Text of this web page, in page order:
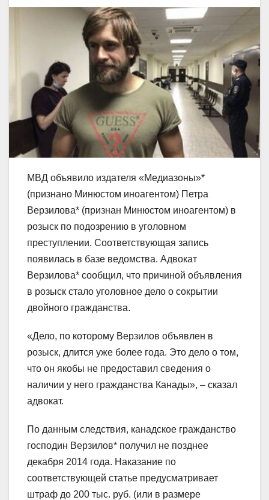
МВД объявило издателя «Медиазоны»*
(признано Минюстом иноагентом) Петра
Верзилова* (признан Минюстом иноагентом) в
розыск по подозрению в уголовном
преступлении. Соответствующая запись
появилась в базе ведомства. Адвокат
Верзилова* сообщил, что причиной объявления
в розыск стало уголовное дело о сокрытии
двойного гражданства.
«Дело, по которому Верзилов объявлен в
розыск, длится уже более года. Это дело о том,
что он якобы не предоставил сведения о
наличии у него гражданства Канады», – сказал
адвокат.
По данным следствия, канадское гражданство
господин Верзилов* получил не позднее
декабря 2014 года. Наказание по
соответствующей статье предусматривает
штраф до 200 тыс. руб. (или в размере